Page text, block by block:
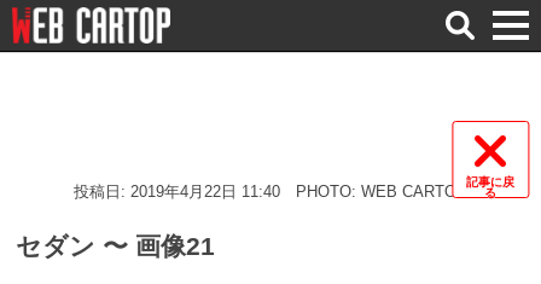
検
索
記事に戻
る
投稿日: 2019年4月22日 11:40 PHOTO: WEB CARTOP
セダン 〜 画像21